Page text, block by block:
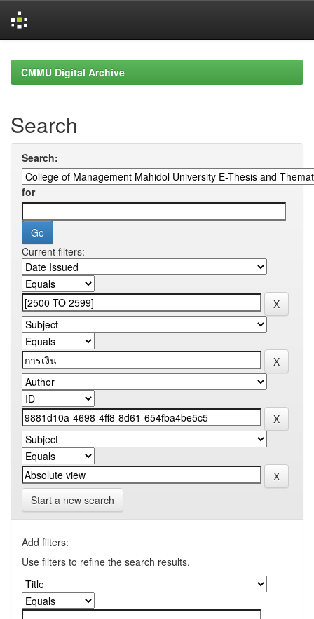
navigationCMMU Digital Archive
Search
Search:
for
Current filters:
Start a new search
Add filters:
Use filters to refine the search results.